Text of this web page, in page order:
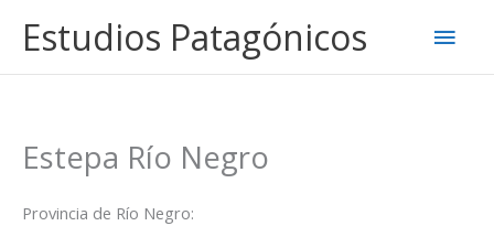
contenido
Estudios Patagónicos
Estepa Río Negro
Provincia de Río Negro: